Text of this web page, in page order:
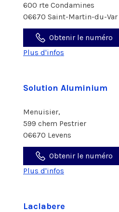
600 rte Condamines
06670 Saint-Martin-du-Var
Obtenir le numéro
Plus d'infos
Solution Aluminium
Menuisier,
599 chem Pestrier
06670 Levens
Obtenir le numéro
Plus d'infos
Laclabere